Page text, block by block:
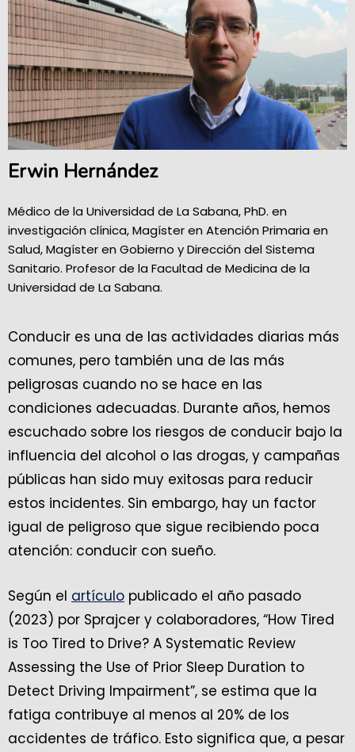
Erwin Hernández
Médico de la Universidad de La Sabana, PhD. en
investigación clínica, Magíster en Atención Primaria en
Salud, Magíster en Gobierno y Dirección del Sistema
Sanitario. Profesor de la Facultad de Medicina de la
Universidad de La Sabana.
Conducir es una de las actividades diarias más
comunes, pero también una de las más
peligrosas cuando no se hace en las
condiciones adecuadas. Durante años, hemos
escuchado sobre los riesgos de conducir bajo la
influencia del alcohol o las drogas, y campañas
públicas han sido muy exitosas para reducir
estos incidentes. Sin embargo, hay un factor
igual de peligroso que sigue recibiendo poca
atención: conducir con sueño.
Según el artículo publicado el año pasado
(2023) por Sprajcer y colaboradores, “How Tired
is Too Tired to Drive? A Systematic Review
Assessing the Use of Prior Sleep Duration to
Detect Driving Impairment”, se estima que la
fatiga contribuye al menos al 20% de los
accidentes de tráfico. Esto significa que, a pesar